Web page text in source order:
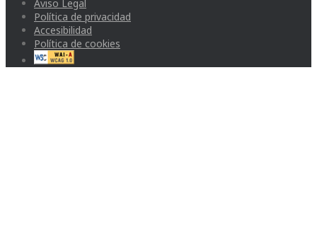
Aviso Legal
Política de privacidad
Accesibilidad
Política de cookies